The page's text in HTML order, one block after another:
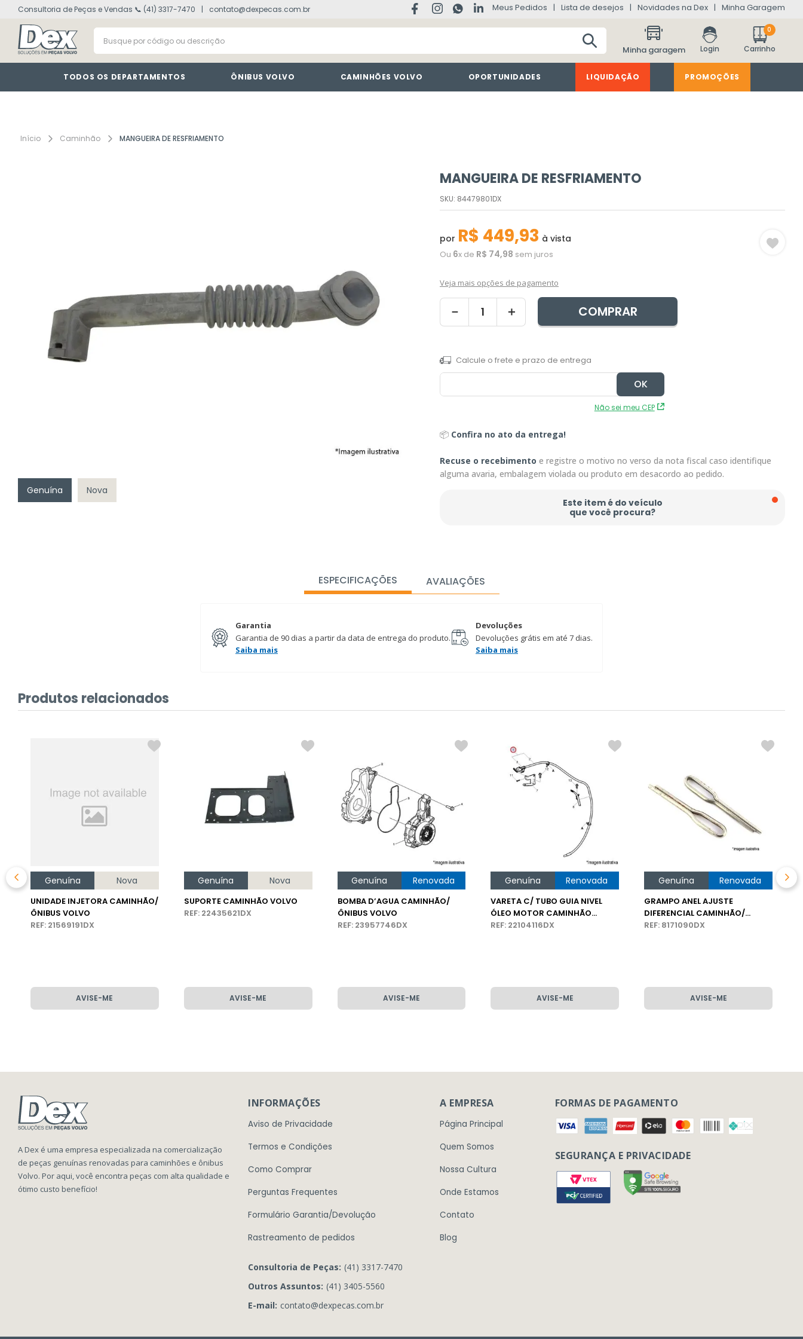
Consultoria de Peças e Vendas 📞 (41) 3317-7470 contato@dexpecas.com.br Meus Pedidos Lista de desejos Novidades na Dex Minha Garagem
Busque por código ou descrição
Minha garagem
0
TODOS OS DEPARTAMENTOS ÔNIBUS VOLVO CAMINHÕES VOLVO OPORTUNIDADES LIQUIDAÇÃO PROMOÇÕES
Caminhão MANGUEIRA DE RESFRIAMENTO
Genuína Nova
MANGUEIRA DE RESFRIAMENTO
SKU: 84479801DX
por R$ 449,93 à vista
Ou 6x de R$ 74,98 sem juros
Veja mais opções de pagamento
＋
－ COMPRAR
Não sei meu CEP
📦 Confira no ato da entrega!
Recuse o recebimento e registre o motivo no verso da nota fiscal caso identifique
alguma avaria, embalagem violada ou produto em desacordo ao pedido.
Este item é do veículo
que você procura?
ESPECIFICAÇÕES AVALIAÇÕES
Garantia
Garantia de 90 dias a partir da data de entrega do produto.
Saiba mais
Devoluções
Devoluções grátis em até 7 dias.
Saiba mais
Produtos relacionados
Genuína Nova
UNIDADE INJETORA CAMINHÃO/
ÔNIBUS VOLVO
REF: 21569191DX
AVISE-ME
Genuína Nova
SUPORTE CAMINHÃO VOLVO
REF: 22435621DX
AVISE-ME
Genuína Renovada
BOMBA D’AGUA CAMINHÃO/
ÔNIBUS VOLVO
REF: 23957746DX
AVISE-ME
Genuína Renovada
VARETA C/ TUBO GUIA NIVEL
ÓLEO MOTOR CAMINHÃO
VOLVO FM
REF: 22104116DX
AVISE-ME
Genuína Renovada
GRAMPO ANEL AJUSTE
DIFERENCIAL CAMINHÃO/
ÔNIBUS VOLVO
REF: 8171090DX
AVISE-ME
A Dex é uma empresa especializada na comercialização
de peças genuínas renovadas para caminhões e ônibus
Volvo. Por aqui, você encontra peças com alta qualidade e
ótimo custo benefício!
INFORMAÇÕES
Aviso de Privacidade
Termos e Condições
Como Comprar
Perguntas Frequentes
Formulário Garantia/Devolução
Rastreamento de pedidos
Consultoria de Peças: (41) 3317-7470
Outros Assuntos: (41) 3405-5560
E-mail: contato@dexpecas.com.br
A EMPRESA
Página Principal
Quem Somos
Nossa Cultura
Onde Estamos
Contato
Blog
FORMAS DE PAGAMENTO
SEGURANÇA E PRIVACIDADE
1º volvo fh
3º painel
4º farol
5º defletor
7 tacografo